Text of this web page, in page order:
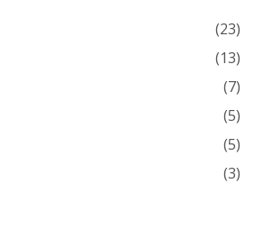
(23)
(13)
(7)
(5)
(5)
(3)